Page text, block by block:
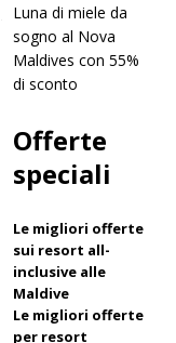
Luna di miele da
sogno al Nova
Maldives con 55%
di sconto
Offerte
speciali
Le migliori offerte
sui resort all-
inclusive alle
Maldive
Le migliori offerte
per resort